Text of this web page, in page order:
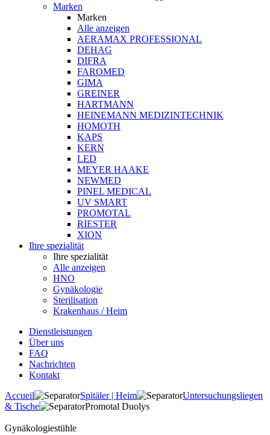
Marken
Marken
Alle anzeigen
AERAMAX PROFESSIONAL
DEHAG
DIFRA
FAROMED
GIMA
GREINER
HARTMANN
HEINEMANN MEDIZINTECHNIK
HOMOTH
KAPS
KERN
LED
MEYER HAAKE
NEWMED
PINEL MEDICAL
UV SMART
PROMOTAL
RIESTER
XION
Ihre spezialität
Ihre spezialität
Alle anzeigen
HNO
Gynäkologie
Sterilisation
Krakenhaus / Heim
Dienstleistungen
Über uns
FAQ
Nachrichten
Kontakt
Accueil
Spitäler | Heim
Untersuchungsliegen
& Tische
Promotal Duolys
Gynäkologiestühle